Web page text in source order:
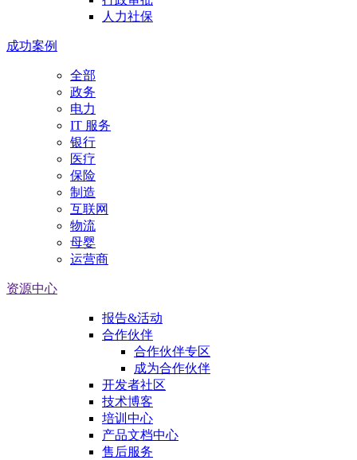
人力社保
成功案例
全部
政务
电力
IT 服务
银行
医疗
保险
制造
互联网
物流
母婴
运营商
资源中心
报告&活动
合作伙伴
合作伙伴专区
成为合作伙伴
开发者社区
技术博客
培训中心
产品文档中心
售后服务